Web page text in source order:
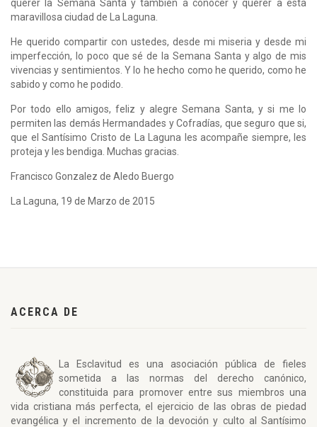
querer la Semana Santa y también a conocer y querer a esta
maravillosa ciudad de La Laguna.
He querido compartir con ustedes, desde mi miseria y desde mi
imperfección, lo poco que sé de la Semana Santa y algo de mis
vivencias y sentimientos. Y lo he hecho como he querido, como he
sabido y como he podido.
Por todo ello amigos, feliz y alegre Semana Santa, y si me lo
permiten las demás Hermandades y Cofradías, que seguro que si,
que el Santísimo Cristo de La Laguna les acompañe siempre, les
proteja y les bendiga. Muchas gracias.
Francisco Gonzalez de Aledo Buergo
La Laguna, 19 de Marzo de 2015
ACERCA DE
La Esclavitud es una asociación pública de fieles
sometida a las normas del derecho canónico,
constituida para promover entre sus miembros una
vida cristiana más perfecta, el ejercicio de las obras de piedad
evangélica y el incremento de la devoción y culto al Santísimo